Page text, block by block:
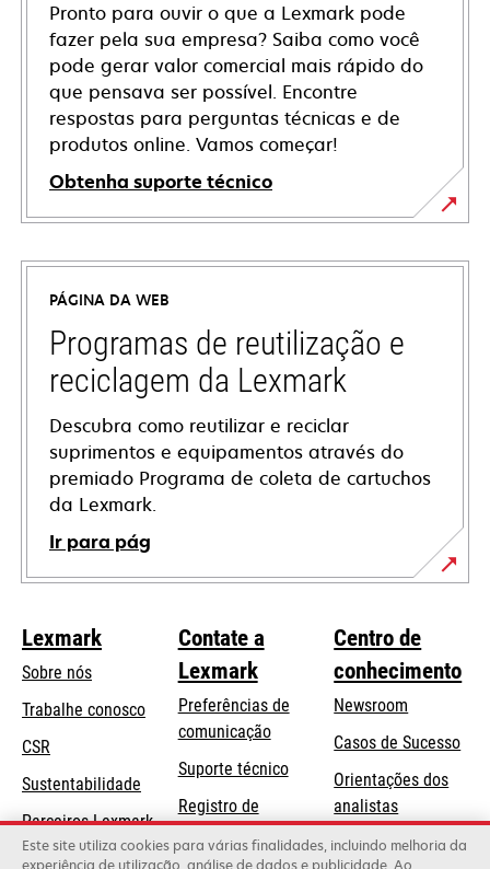
Pronto para ouvir o que a Lexmark pode
fazer pela sua empresa? Saiba como você
pode gerar valor comercial mais rápido do
que pensava ser possível. Encontre
respostas para perguntas técnicas e de
produtos online. Vamos começar!
Obtenha suporte técnico
abre
em
nova
guia
PÁGINA DA WEB
Programas de reutilização e
reciclagem da Lexmark
Descubra como reutilizar e reciclar
suprimentos e equipamentos através do
premiado Programa de coleta de cartuchos
da Lexmark.
Ir para pág
Lexmark
Sobre nós
Trabalhe conosco
CSR
Sustentabilidade
Parceiros Lexmark
Contate a
Lexmark
Preferências de
comunicação
Suporte técnicoabre
uma
nova
Registro de
produtos
Centro de
conhecimento
Newsroom
Casos de Sucesso
Orientações dos
analistas
Blog Lexmark
Este site utiliza cookies para várias finalidades, incluindo melhoria da
experiência de utilização, análise de dados e publicidade. Ao